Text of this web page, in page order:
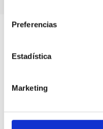
Preferencias
Estadística
Marketing